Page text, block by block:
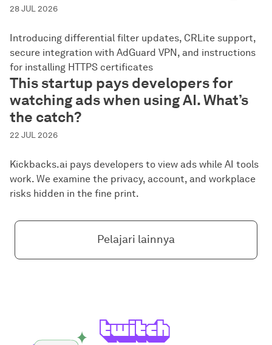
28 JUL 2026
Introducing differential filter updates, CRLite support,
secure integration with AdGuard VPN, and instructions
for installing HTTPS certificates
This startup pays developers for
watching ads when using AI. What’s
the catch?
22 JUL 2026
Kickbacks.ai pays developers to view ads while AI tools
work. We examine the privacy, account, and workplace
risks hidden in the fine print.
Pelajari lainnya